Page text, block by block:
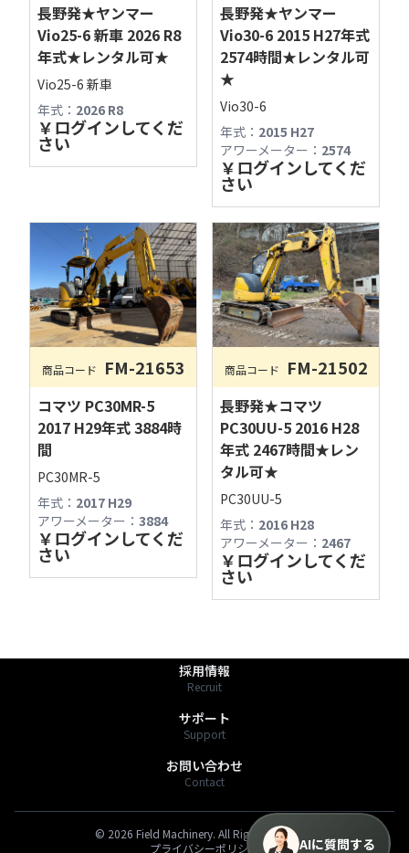
長野発★ヤンマー
Vio25-6 新車 2026 R8
年式★レンタル可★
Vio25-6 新車
年式： 2026 R8
￥ログインしてくだ
さい
長野発★ヤンマー
Vio30-6 2015 H27年式
2574時間★レンタル可
★
Vio30-6
年式： 2015 H27
アワーメーター： 2574
￥ログインしてくだ
さい
商品コード FM-21653
コマツ PC30MR-5
2017 H29年式 3884時
間
PC30MR-5
年式： 2017 H29
アワーメーター： 3884
￥ログインしてくだ
さい
商品コード FM-21502
長野発★コマツ
PC30UU-5 2016 H28
年式 2467時間★レン
タル可★
PC30UU-5
年式： 2016 H28
アワーメーター： 2467
￥ログインしてくだ
さい
AIに質問する
フィールドマシナリーAIチャットへようこそ！
営業時間やサービス内容、商品探しの際にご利
最新の商品情報は「商品一覧」からもご確認く
ださい。
https://fmv.bz/shop
古物商許可：長野県公安委員会 第481280800012号
〒391-0013 長野県茅野市宮川2768-1
TEL:0266-78-6757
FAX:0266-72-1313
商品一覧
採用情報
Recruit
サポート
Support
お問い合わせ
Contact
© 2026 Field Machinery. All Rights Reserved.
プライバシーポリシー